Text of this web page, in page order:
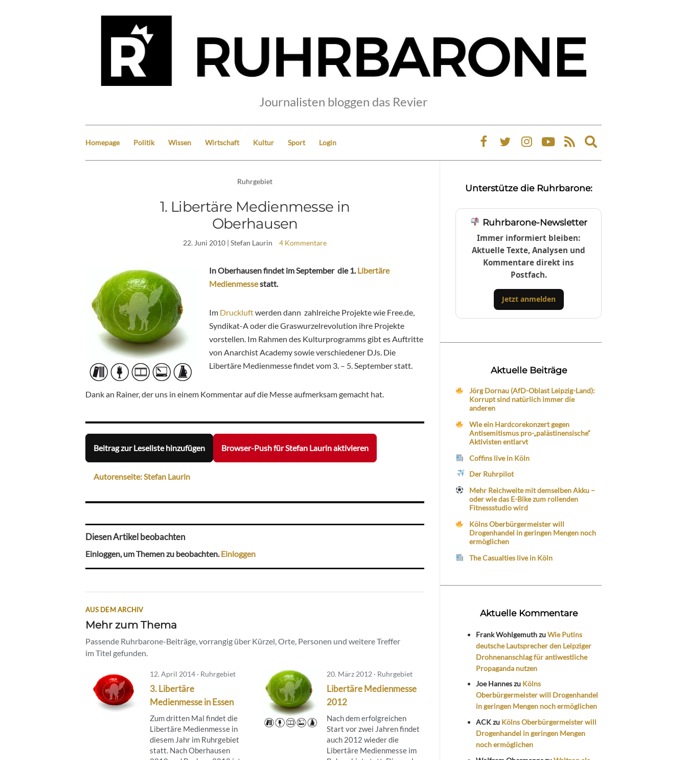
Journalisten bloggen das Revier
Homepage Politik Wissen Wirtschaft Kultur Sport Login
Expand
search
Ruhrgebiet
1. Libertäre Medienmesse in
Oberhausen
22. Juni 2010 | Stefan Laurin 4 Kommentare
In Oberhausen findet im September die 1. Libertäre
Medienmessestatt.
Im Druckluftwerden dann zahlreiche Projekte wie Free.de,
Syndikat-A oder die Graswurzelrevolution ihre Projekte
vorstellen. Im Rahmen des Kulturprogramms gibt es Auftritte
von Anarchist Academy sowie verschiedener DJs. Die
Libertäre Medienmesse findet vom 3. – 5. September statt.
Dank an Rainer, der uns in einem Kommentar auf die Messe aufmerksam gemacht hat.
Beitrag zur Leseliste hinzufügen Browser-Push für Stefan Laurin aktivieren
Autorenseite: Stefan Laurin
Diesen Artikel beobachten
Einloggen, um Themen zu beobachten.Einloggen
AUS DEM ARCHIV
Mehr zum Thema
Passende Ruhrbarone-Beiträge, vorrangig über Kürzel, Orte, Personen und weitere Treffer
im Titel gefunden.
12. April 2014 · Ruhrgebiet
3. Libertäre
Medienmesse in Essen
Zum dritten Mal findet die
Libertäre Medienmesse in
diesem Jahr im Ruhrgebiet
statt. Nach Oberhausen
20. März 2012 · Ruhrgebiet
Libertäre Medienmesse
2012
Nach dem erfolgreichen
Start vor zwei Jahren findet
auch 2012 wieder die
Libertäre Medienmesse im
Unterstütze die Ruhrbarone:
Ruhrbarone-Newsletter
Immer informiert bleiben:
Aktuelle Texte, Analysen und
Kommentare direkt ins
Postfach.
Jetzt anmelden
Aktuelle Beiträge
Jörg Dornau (AfD-Oblast Leipzig-Land):
Korrupt sind natürlich immer die
anderen
Wie ein Hardcorekonzert gegen
Antisemitismus pro-„palästinensische“
Aktivisten entlarvt
Coffins live in Köln
Der Ruhrpilot
Mehr Reichweite mit demselben Akku –
oder wie das E-Bike zum rollenden
Fitnessstudio wird
Kölns Oberbürgermeister will
Drogenhandel in geringen Mengen noch
ermöglichen
The Casualties live in Köln
Aktuelle Kommentare
Frank WohlgemuthzuWie Putins
deutsche Lautsprecher den Leipziger
Drohnenanschlag für antiwestliche
Propaganda nutzen
Joe Hanneszu Kölns
Oberbürgermeister will Drogenhandel
in geringen Mengen noch ermöglichen
ACKzu Kölns Oberbürgermeister will
Drogenhandel in geringen Mengen
noch ermöglichen